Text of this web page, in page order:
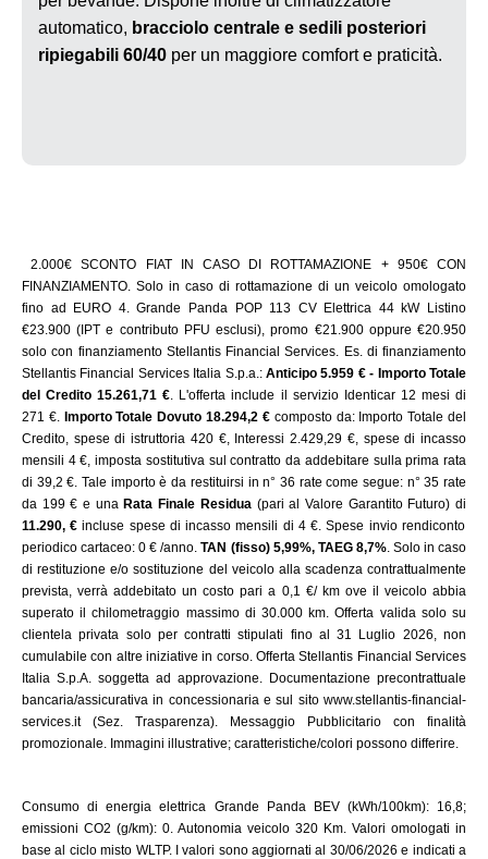
potrai personalizzare le tue scelte rispetto ai cookie. Per
maggiori informazioni sui cookie cliccaqui.
automatico, bracciolo centrale e sedili posteriori
ripiegabili 60/40 per un maggiore comfort e praticità.
2.000€ SCONTO FIAT IN CASO DI ROTTAMAZIONE + 950€ CON
FINANZIAMENTO. Solo in caso di rottamazione di un veicolo omologato
fino ad EURO 4. Grande Panda POP 113 CV Elettrica 44 kW Listino
€23.900 (IPT e contributo PFU esclusi), promo €21.900 oppure €20.950
solo con finanziamento Stellantis Financial Services. Es. di finanziamento
Stellantis Financial Services Italia S.p.a.: Anticipo 5.959 € - Importo Totale
del Credito 15.261,71 € . L'offerta include il servizio Identicar 12 mesi di
271 €. Importo Totale Dovuto 18.294,2 €composto da: Importo Totale del
Credito, spese di istruttoria 420 €, Interessi 2.429,29 €, spese di incasso
mensili 4 €, imposta sostitutiva sul contratto da addebitare sulla prima rata
di 39,2 €. Tale importo è da restituirsi in n° 36 rate come segue: n° 35 rate
da 199 € e unaRata Finale Residua (pari al Valore Garantito Futuro) di
11.290, € incluse spese di incasso mensili di 4 €. Spese invio rendiconto
periodico cartaceo: 0 € /anno.TAN (fisso) 5,99%, TAEG 8,7%. Solo in caso
di restituzione e/o sostituzione del veicolo alla scadenza contrattualmente
prevista, verrà addebitato un costo pari a 0,1 €/ km ove il veicolo abbia
superato il chilometraggio massimo di 30.000 km. Offerta valida solo su
clientela privata solo per contratti stipulati fino al 31 Luglio 2026, non
cumulabile con altre iniziative in corso. Offerta Stellantis Financial Services
Italia S.p.A. soggetta ad approvazione. Documentazione precontrattuale
bancaria/assicurativa in concessionaria e sul sito www.stellantis-financial-
services.it (Sez. Trasparenza). Messaggio Pubblicitario con finalità
promozionale. Immagini illustrative; caratteristiche/colori possono differire.
Consumo di energia elettrica Grande Panda BEV (kWh/100km): 16,8;
emissioni CO2 (g/km): 0. Autonomia veicolo 320 Km. Valori omologati in
base al ciclo misto WLTP. I valori sono aggiornati al 30/06/2026 e indicati a